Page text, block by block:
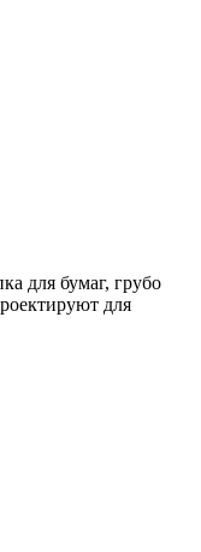
для бумаг, грубо
для